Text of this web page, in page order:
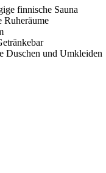
finnische Sauna
Ruheräume
Duschen und Umkleiden